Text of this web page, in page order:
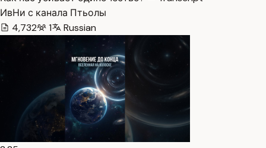
ИвНи с канала Птьолы
4,732
1 Russian